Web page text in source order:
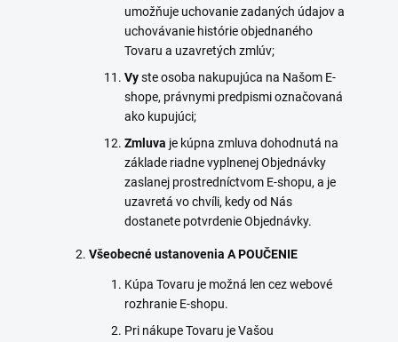
umožňuje uchovanie zadaných údajov a
uchovávanie histórie objednaného
Tovaru a uzavretých zmlúv;
Vyste osoba nakupujúca na Našom E-
shope, právnymi predpismi označovaná
ako kupujúci;
Zmluva je kúpna zmluva dohodnutá na
základe riadne vyplnenej Objednávky
zaslanej prostredníctvom E-shopu, a je
uzavretá vo chvíli, kedy od Nás
dostanete potvrdenie Objednávky.
Všeobecné ustanovenia A POUČENIE
Kúpa Tovaru je možná len cez webové
rozhranie E-shopu.
Pri nákupe Tovaru je Vašou